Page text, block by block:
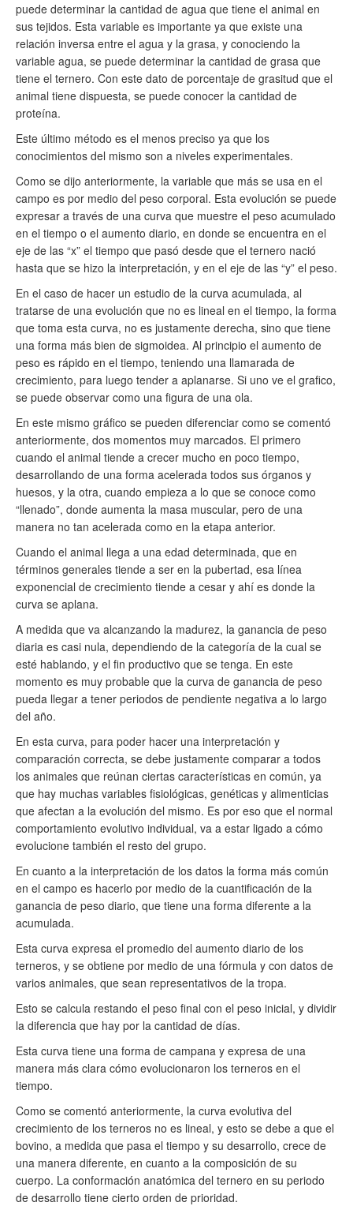
puede determinar la cantidad de agua que tiene el animal en
sus tejidos. Esta variable es importante ya que existe una
relación inversa entre el agua y la grasa, y conociendo la
variable agua, se puede determinar la cantidad de grasa que
tiene el ternero. Con este dato de porcentaje de grasitud que el
animal tiene dispuesta, se puede conocer la cantidad de
proteína.
Este último método es el menos preciso ya que los
conocimientos del mismo son a niveles experimentales.
Como se dijo anteriormente, la variable que más se usa en el
campo es por medio del peso corporal. Esta evolución se puede
expresar a través de una curva que muestre el peso acumulado
en el tiempo o el aumento diario, en donde se encuentra en el
eje de las “x” el tiempo que pasó desde que el ternero nació
hasta que se hizo la interpretación, y en el eje de las “y” el peso.
En el caso de hacer un estudio de la curva acumulada, al
tratarse de una evolución que no es lineal en el tiempo, la forma
que toma esta curva, no es justamente derecha, sino que tiene
una forma más bien de sigmoidea. Al principio el aumento de
peso es rápido en el tiempo, teniendo una llamarada de
crecimiento, para luego tender a aplanarse. Si uno ve el grafico,
se puede observar como una figura de una ola.
En este mismo gráfico se pueden diferenciar como se comentó
anteriormente, dos momentos muy marcados. El primero
cuando el animal tiende a crecer mucho en poco tiempo,
desarrollando de una forma acelerada todos sus órganos y
huesos, y la otra, cuando empieza a lo que se conoce como
“llenado”, donde aumenta la masa muscular, pero de una
manera no tan acelerada como en la etapa anterior.
Cuando el animal llega a una edad determinada, que en
términos generales tiende a ser en la pubertad, esa línea
exponencial de crecimiento tiende a cesar y ahí es donde la
curva se aplana.
A medida que va alcanzando la madurez, la ganancia de peso
diaria es casi nula, dependiendo de la categoría de la cual se
esté hablando, y el fin productivo que se tenga. En este
momento es muy probable que la curva de ganancia de peso
pueda llegar a tener periodos de pendiente negativa a lo largo
del año.
En esta curva, para poder hacer una interpretación y
comparación correcta, se debe justamente comparar a todos
los animales que reúnan ciertas características en común, ya
que hay muchas variables fisiológicas, genéticas y alimenticias
que afectan a la evolución del mismo. Es por eso que el normal
comportamiento evolutivo individual, va a estar ligado a cómo
evolucione también el resto del grupo.
En cuanto a la interpretación de los datos la forma más común
en el campo es hacerlo por medio de la cuantificación de la
ganancia de peso diario, que tiene una forma diferente a la
acumulada.
Esta curva expresa el promedio del aumento diario de los
terneros, y se obtiene por medio de una fórmula y con datos de
varios animales, que sean representativos de la tropa.
Esto se calcula restando el peso final con el peso inicial, y dividir
la diferencia que hay por la cantidad de días.
Esta curva tiene una forma de campana y expresa de una
manera más clara cómo evolucionaron los terneros en el
tiempo.
Como se comentó anteriormente, la curva evolutiva del
crecimiento de los terneros no es lineal, y esto se debe a que el
bovino, a medida que pasa el tiempo y su desarrollo, crece de
una manera diferente, en cuanto a la composición de su
cuerpo. La conformación anatómica del ternero en su periodo
de desarrollo tiene cierto orden de prioridad.